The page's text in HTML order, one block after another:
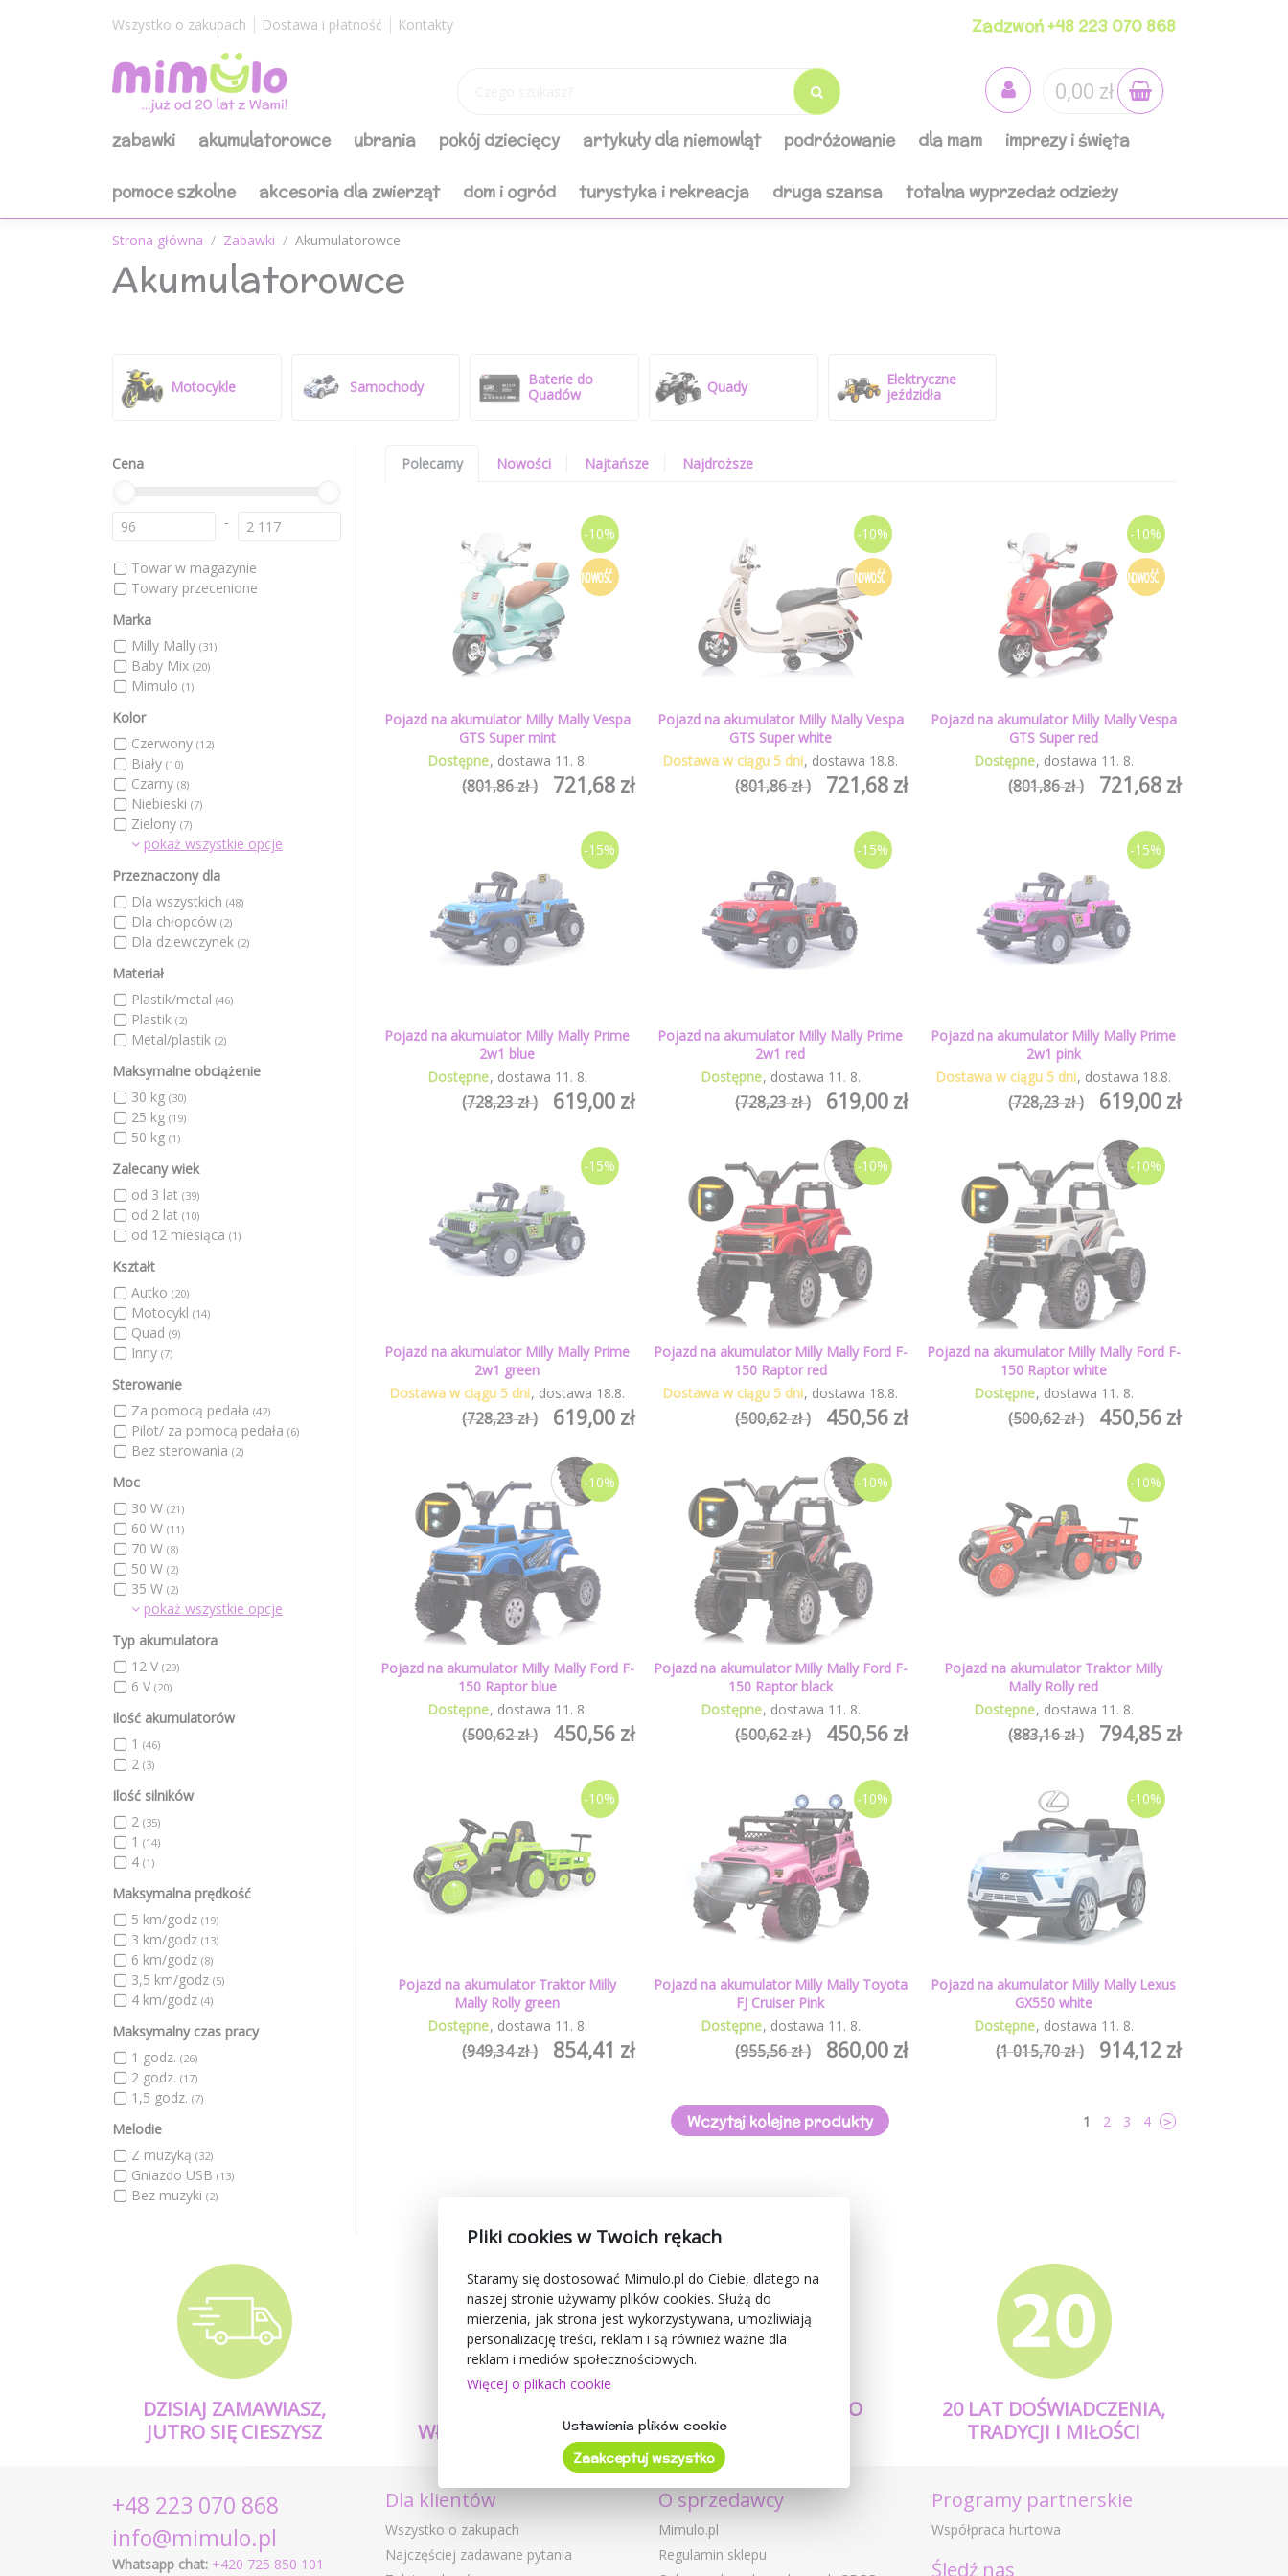
Wszystko o zakupach Dostawa i płatność Kontakty Zadzwoń +48 223 070 868
0,00 zł
zabawki akumulatorowce ubrania pokój dziecięcy artykuły dla niemowląt podróżowanie dla mam imprezy i święta
pomoce szkolne akcesoria dla zwierząt dom i ogród turystyka i rekreacja druga szansa totalna wyprzedaż odzieży
Strona główna Zabawki Akumulatorowce
Akumulatorowce
Motocykle Samochody
Baterie do
Quadów
Quady
Elektryczne
jeździdła
Cena
-
Towar w magazynie
Towary przecenione
Marka
Milly Mally (31)
Baby Mix (20)
Mimulo (1)
Kolor
Czerwony (12)
Biały (10)
Czarny (8)
Niebieski (7)
Zielony (7)
pokaż wszystkie opcje
Przeznaczony dla
Dla wszystkich (48)
Dla chłopców (2)
Dla dziewczynek (2)
Materiał
Plastik/metal (46)
Plastik (2)
Metal/plastik (2)
Maksymalne obciążenie
30 kg (30)
25 kg (19)
50 kg (1)
Zalecany wiek
od 3 lat (39)
od 2 lat (10)
od 12 miesiąca (1)
Kształt
Autko (20)
Motocykl (14)
Quad (9)
Inny (7)
Sterowanie
Za pomocą pedała (42)
Pilot/ za pomocą pedała (6)
Bez sterowania (2)
Moc
30 W (21)
60 W (11)
70 W (8)
50 W (2)
35 W (2)
pokaż wszystkie opcje
Typ akumulatora
12 V (29)
6 V (20)
Ilość akumulatorów
1 (46)
2 (3)
Ilość silników
2 (35)
1 (14)
4 (1)
Maksymalna prędkość
5 km/godz (19)
3 km/godz (13)
6 km/godz (8)
3,5 km/godz (5)
4 km/godz (4)
Maksymalny czas pracy
1 godz. (26)
2 godz. (17)
1,5 godz. (7)
Melodie
Z muzyką (32)
Gniazdo USB (13)
Bez muzyki (2)
Polecamy Nowości Najtańsze Najdroższe
-10%
NOWOŚĆ
Pojazd na akumulator Milly Mally Vespa
GTS Super mint
Dostępne dostawa 11 . 8.
721,68 zł
(801,86 zł )
-10%
NOWOŚĆ
Pojazd na akumulator Milly Mally Vespa
GTS Super white
Dostawa w ciągu 5 dni dostawa 18.8.
721,68 zł
(801,86 zł )
-10%
NOWOŚĆ
Pojazd na akumulator Milly Mally Vespa
GTS Super red
Dostępne dostawa 11 . 8.
721,68 zł
(801,86 zł )
-15%
Pojazd na akumulator Milly Mally Prime
2w1 blue
Dostępne dostawa 11 . 8.
619,00 zł
(728,23 zł )
-15%
Pojazd na akumulator Milly Mally Prime
2w1 red
Dostępne dostawa 11 . 8.
619,00 zł
(728,23 zł )
-15%
Pojazd na akumulator Milly Mally Prime
2w1 pink
Dostawa w ciągu 5 dni dostawa 18.8.
619,00 zł
(728,23 zł )
-15%
Pojazd na akumulator Milly Mally Prime
2w1 green
Dostawa w ciągu 5 dni dostawa 18.8.
619,00 zł
(728,23 zł )
-10%
Pojazd na akumulator Milly Mally Ford F-
150 Raptor red
Dostawa w ciągu 5 dni dostawa 18.8.
450,56 zł
(500,62 zł )
-10%
Pojazd na akumulator Milly Mally Ford F-
150 Raptor white
Dostępne dostawa 11 . 8.
450,56 zł
(500,62 zł )
-10%
Pojazd na akumulator Milly Mally Ford F-
150 Raptor blue
Dostępne dostawa 11 . 8.
450,56 zł
(500,62 zł )
-10%
Pojazd na akumulator Milly Mally Ford F-
150 Raptor black
Dostępne dostawa 11 . 8.
450,56 zł
(500,62 zł )
-10%
Pojazd na akumulator Traktor Milly
Mally Rolly red
Dostępne dostawa 11 . 8.
794,85 zł
(883,16 zł )
-10%
Pojazd na akumulator Traktor Milly
Mally Rolly green
Dostępne dostawa 11 . 8.
854,41 zł
(949,34 zł )
-10%
Pojazd na akumulator Milly Mally Toyota
FJ Cruiser Pink
Dostępne dostawa 11 . 8.
860,00 zł
(955,56 zł )
-10%
Pojazd na akumulator Milly Mally Lexus
GX550 white
Dostępne dostawa 11 . 8.
914,12 zł
(1 015,70 zł )
Wczytaj kolejne produkty 1 2 3 4 >
DZISIAJ ZAMAWIASZ,
JUTRO SIĘ CIESZYSZ
WŁASNE PRODUKTY
BEZPIECZEŃSTWO
20 LAT DOŚWIADCZENIA,
TRADYCJI I MIŁOŚCI
+48 223 070 868
info@mimulo.pl
Whatsapp chat: +420 725 850 101
Dla klientów
Wszystko o zakupach
Najczęściej zadawane pytania
O sprzedawcy
Mimulo.pl
Regulamin sklepu
Programy partnerskie
Współpraca hurtowa
Śledź nas
Pliki cookies w Twoich rękach
Staramy się dostosować Mimulo.pl do Ciebie, dlatego na
naszej stronie używamy plików cookies. Służą do
mierzenia, jak strona jest wykorzystywana, umożliwiają
personalizację treści, reklam i są również ważne dla
reklam i mediów społecznościowych.
Więcej o plikach cookie
Ustawienia plików cookie
Zaakceptuj wszystko